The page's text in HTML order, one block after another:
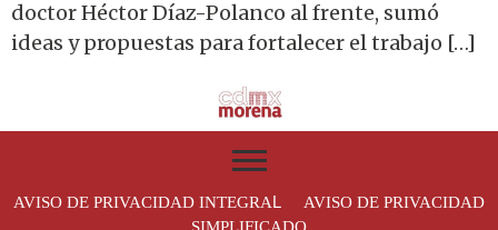
doctor Héctor Díaz-Polanco al frente, sumó
ideas y propuestas para fortalecer el trabajo […]
AVISO DE PRIVACIDAD INTEGRAL AVISO DE PRIVACIDAD
SIMPLIFICADO